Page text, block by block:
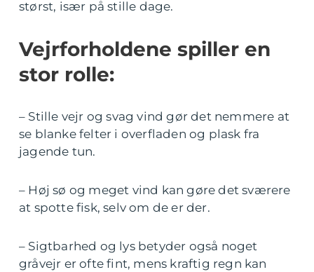
størst, især på stille dage.
Vejrforholdene spiller en
stor rolle:
– Stille vejr og svag vind gør det nemmere at
se blanke felter i overfladen og plask fra
jagende tun.
– Høj sø og meget vind kan gøre det sværere
at spotte fisk, selv om de er der.
– Sigtbarhed og lys betyder også noget
gråvejr er ofte fint, mens kraftig regn kan